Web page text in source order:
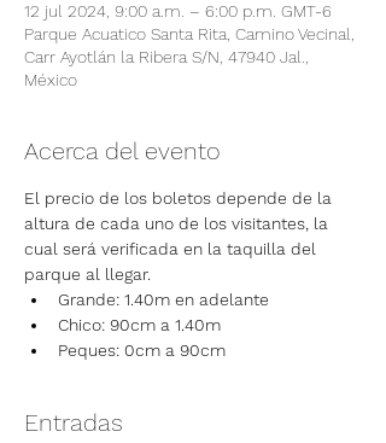
12 jul 2024, 9:00 a.m. – 6:00 p.m. GMT-6
Parque Acuatico Santa Rita, Camino Vecinal,
Carr Ayotlán la Ribera S/N, 47940 Jal.,
México
Acerca del evento
El precio de los boletos depende de la
altura de cada uno de los visitantes, la
cual será verificada en la taquilla del
parque al llegar.
Grande: 1.40m en adelante
Chico: 90cm a 1.40m
Peques: 0cm a 90cm
Entradas